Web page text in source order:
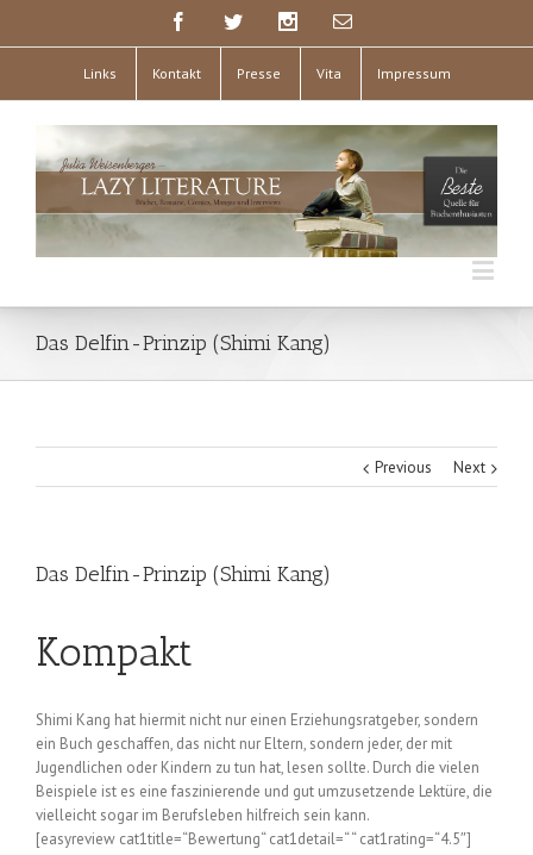
Links Kontakt Presse Vita Impressum
Das Delfin-Prinzip (Shimi Kang)
Previous Next
Das Delfin-Prinzip (Shimi Kang)
Kompakt
Shimi Kang hat hiermit nicht nur einen Erziehungsratgeber, sondern
ein Buch geschaffen, das nicht nur Eltern, sondern jeder, der mit
Jugendlichen oder Kindern zu tun hat, lesen sollte. Durch die vielen
Beispiele ist es eine faszinierende und gut umzusetzende Lektüre, die
vielleicht sogar im Berufsleben hilfreich sein kann.
[easyreview cat1title=“Bewertung“ cat1detail=“ “ cat1rating=“4.5″]